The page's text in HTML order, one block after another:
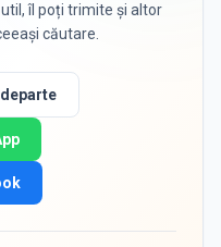
îl poți trimite și altor
căutare.